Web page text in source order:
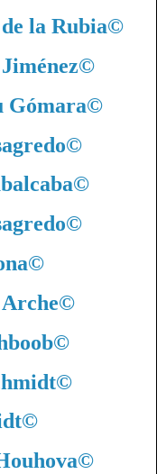
la Rubia©
©
©
©
©
©
©
©
©
©
©
©